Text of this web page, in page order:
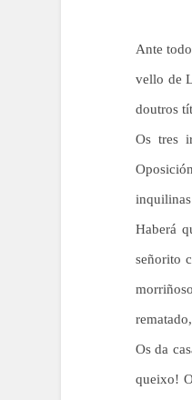
Ante
vello de
doutros
Os tres
Haberá
señorito
Os da
queixo!